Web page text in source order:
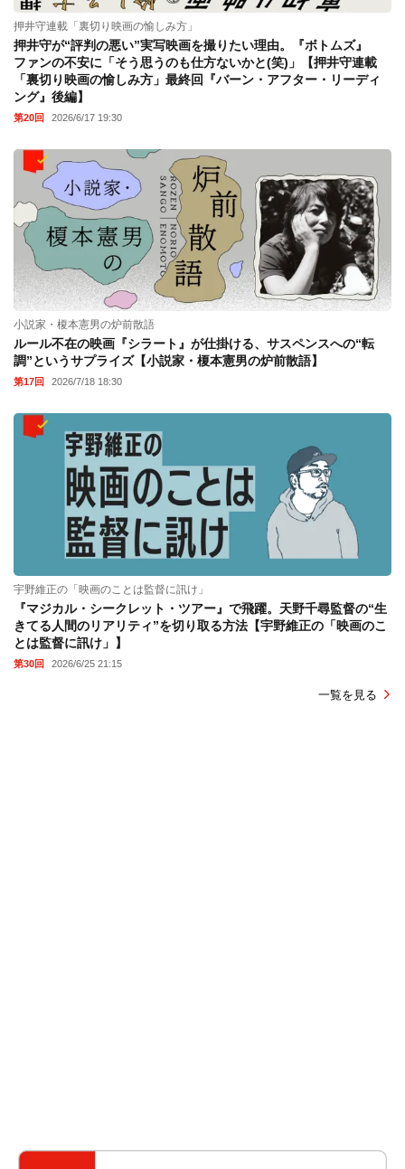
押井守連載「裏切り映画の愉しみ方」
押井守が“評判の悪い”実写映画を撮りたい理由。『ボトムズ』
ファンの不安に「そう思うのも仕方ないかと(笑)」【押井守連載
「裏切り映画の愉しみ方」最終回『バーン・アフター・リーディ
ング』後編】
第20回 2026/6/17 19:30
小説家・榎本憲男の炉前散語
ルール不在の映画『シラート』が仕掛ける、サスペンスへの“転
調”というサプライズ【小説家・榎本憲男の炉前散語】
第17回 2026/7/18 18:30
宇野維正の「映画のことは監督に訊け」
『マジカル・シークレット・ツアー』で飛躍。天野千尋監督の“生
きてる人間のリアリティ”を切り取る方法【宇野維正の「映画のこ
とは監督に訊け」】
第30回 2026/6/25 21:15
一覧を見る